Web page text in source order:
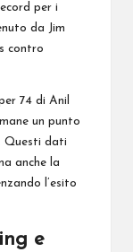
per i
da Jim
contro
74 di Anil
un punto
Questi dati
anche la
l’esito
e